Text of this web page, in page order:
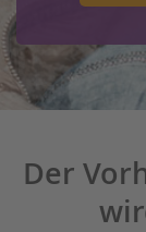
Der